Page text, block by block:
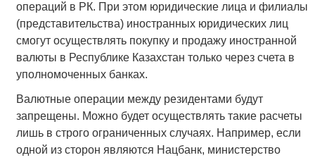
операций в РК. При этом юридические лица и филиалы
(представительства) иностранных юридических лиц
смогут осуществлять покупку и продажу иностранной
валюты в Республике Казахстан только через счета в
уполномоченных банках.
Валютные операции между резидентами будут
запрещены. Можно будет осуществлять такие расчеты
лишь в строго ограниченных случаях. Например, если
одной из сторон являются Нацбанк, министерство